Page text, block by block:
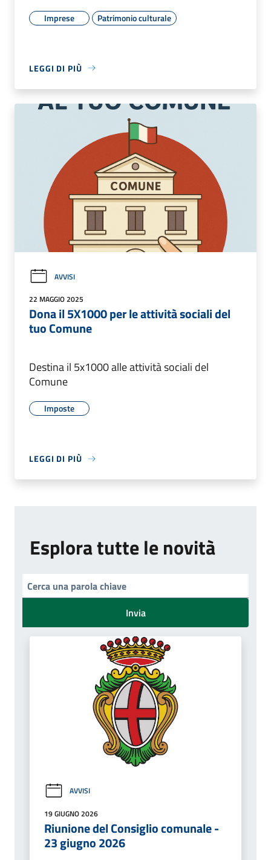
Imprese Patrimonio culturale
LEGGI DI PIÙ
AVVISI
22 MAGGIO 2025
Dona il 5X1000 per le attività sociali del
tuo Comune
Destina il 5x1000 alle attività sociali del
Comune
Imposte
LEGGI DI PIÙ
Esplora tutte le novità
Invia
AVVISI
19 GIUGNO 2026
Riunione del Consiglio comunale -
23 giugno 2026